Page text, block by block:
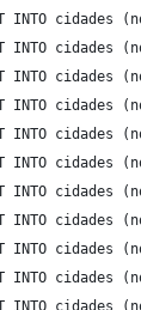
INTO cidades
INTO cidades
INTO cidades
INTO cidades
INTO cidades
INTO
INTO cidades
INTO cidades
INTO cidades
INTO cidades
INTO cidades